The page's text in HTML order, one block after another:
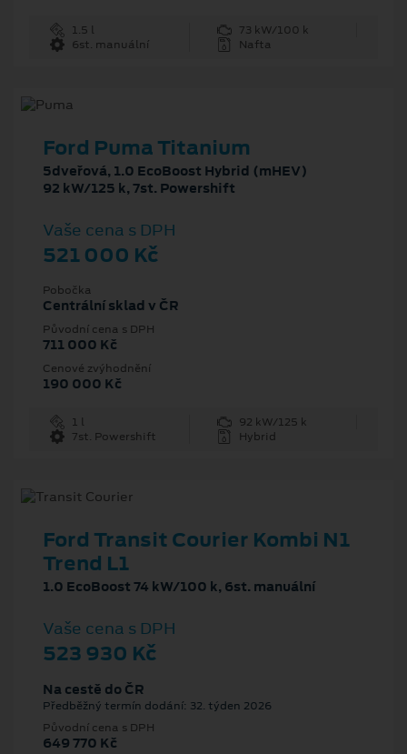
1.5 l
73 kW/100 k
6st. manuální
Nafta
Ford Puma Titanium
5dveřová, 1.0 EcoBoost Hybrid (mHEV)
92 kW/125 k, 7st. Powershift
Vaše cena s DPH
521 000 Kč
Pobočka
Centrální sklad v ČR
Původní cena s DPH
711 000 Kč
Cenové zvýhodnění
190 000 Kč
1 l
92 kW/125 k
7st. Powershift
Hybrid
Ford Transit Courier Kombi N1
Trend L1
1.0 EcoBoost 74 kW/100 k, 6st. manuální
Vaše cena s DPH
523 930 Kč
Na cestě do ČR
Předběžný termín dodání: 32. týden 2026
Původní cena s DPH
649 770 Kč